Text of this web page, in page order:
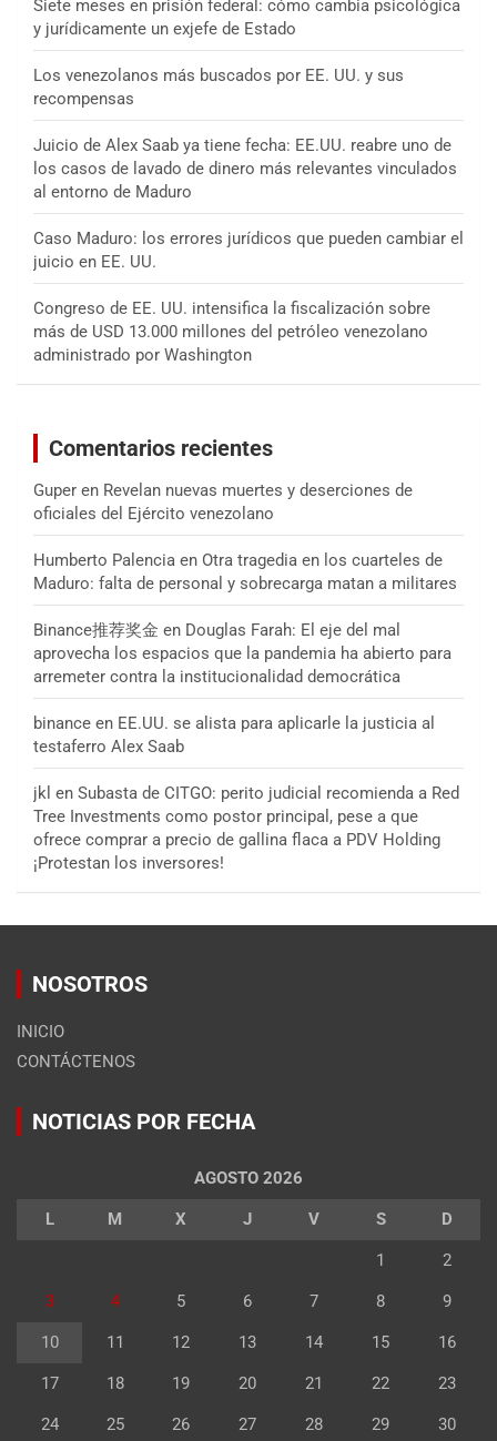
Siete meses en prisión federal: cómo cambia psicológica
y jurídicamente un exjefe de Estado
Los venezolanos más buscados por EE. UU. y sus
recompensas
Juicio de Alex Saab ya tiene fecha: EE.UU. reabre uno de
los casos de lavado de dinero más relevantes vinculados
al entorno de Maduro
Caso Maduro: los errores jurídicos que pueden cambiar el
juicio en EE. UU.
Congreso de EE. UU. intensifica la fiscalización sobre
más de USD 13.000 millones del petróleo venezolano
administrado por Washington
Comentarios recientes
Guper en Revelan nuevas muertes y deserciones de
oficiales del Ejército venezolano
Humberto Palencia en Otra tragedia en los cuarteles de
Maduro: falta de personal y sobrecarga matan a militares
Binance推荐奖金 en Douglas Farah: El eje del mal
aprovecha los espacios que la pandemia ha abierto para
arremeter contra la institucionalidad democrática
binance en EE.UU. se alista para aplicarle la justicia al
testaferro Alex Saab
jkl en Subasta de CITGO: perito judicial recomienda a Red
Tree Investments como postor principal, pese a que
ofrece comprar a precio de gallina flaca a PDV Holding
¡Protestan los inversores!
NOSOTROS
INICIO
CONTÁCTENOS
NOTICIAS POR FECHA
AGOSTO 2026
L M X J V S D
1 2
3 4 5 6 7 8 9
10 11 12 13 14 15 16
17 18 19 20 21 22 23
24 25 26 27 28 29 30